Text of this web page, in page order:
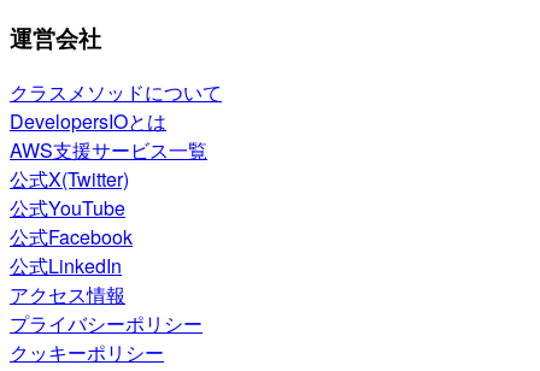
運営会社
クラスメソッドについて
DevelopersIOとは
AWS支援サービス一覧
公式X(Twitter)
公式YouTube
公式Facebook
公式LinkedIn
アクセス情報
プライバシーポリシー
クッキーポリシー